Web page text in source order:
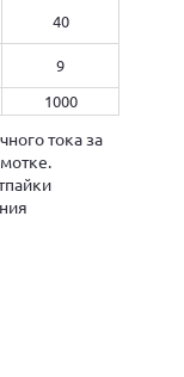
40
9
1000
тока за